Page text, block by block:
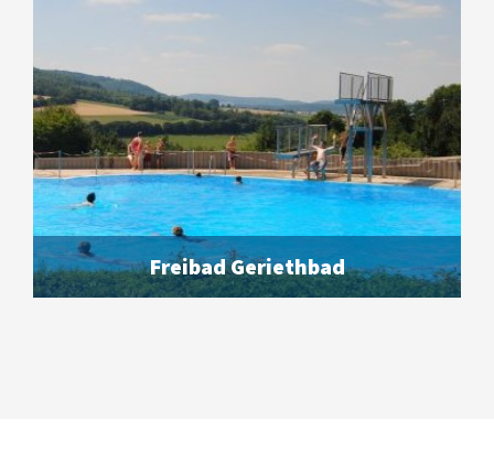
Freibad Geriethbad